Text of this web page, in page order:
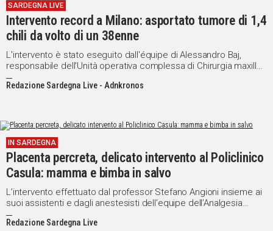
SARDEGNA LIVE
Intervento record a Milano: asportato tumore di 1,4
chili da volto di un 38enne
L'intervento è stato eseguito dall'équipe di Alessandro Baj,
responsabile dell'Unità operativa complessa di Chirurgia maxillo-
facciale dell'Irccs Ospedale Galeazzi-Sant'Ambrogio di Milano
Redazione Sardegna Live - Adnkronos
IN SARDEGNA
Placenta percreta, delicato intervento al Policlinico
Casula: mamma e bimba in salvo
L’intervento effettuato dal professor Stefano Angioni insieme ai
suoi assistenti e dagli anestesisti dell’equipe dell’Analgesia
Ostetrica e Ginecologica del Policlinico si è svolto senza alcuna
complicazione
Redazione Sardegna Live